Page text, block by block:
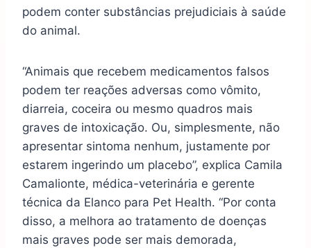
podem conter substâncias prejudiciais à saúde
do animal.
“Animais que recebem medicamentos falsos
podem ter reações adversas como vômito,
diarreia, coceira ou mesmo quadros mais
graves de intoxicação. Ou, simplesmente, não
apresentar sintoma nenhum, justamente por
estarem ingerindo um placebo”, explica Camila
Camalionte, médica-veterinária e gerente
técnica da Elanco para Pet Health. “Por conta
disso, a melhora ao tratamento de doenças
mais graves pode ser mais demorada,